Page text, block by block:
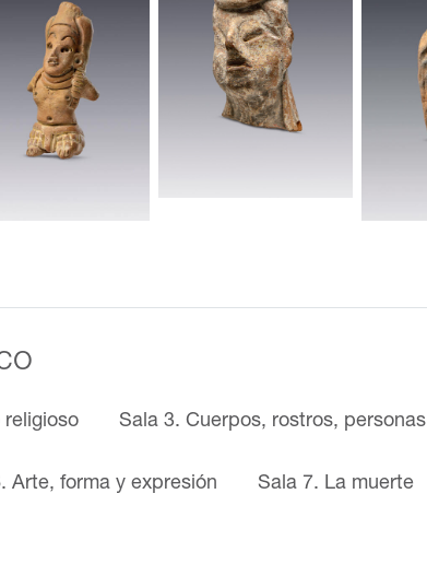
religioso Sala 3. Cuerpos, rostros, personas
Arte, forma y expresión Sala 7. La muerte